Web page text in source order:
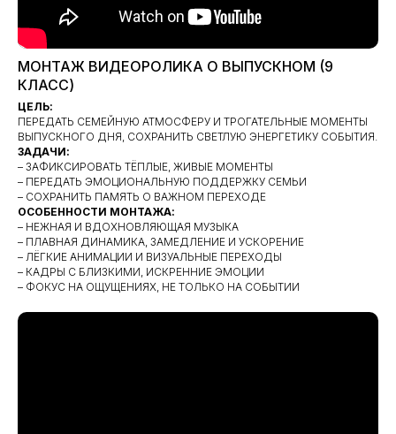
МОНТАЖ ВИДЕОРОЛИКА О ВЫПУСКНОМ (9
КЛАСС)
ЦЕЛЬ:
ПЕРЕДАТЬ СЕМЕЙНУЮ АТМОСФЕРУ И ТРОГАТЕЛЬНЫЕ МОМЕНТЫ
ВЫПУСКНОГО ДНЯ, СОХРАНИТЬ СВЕТЛУЮ ЭНЕРГЕТИКУ СОБЫТИЯ.
ЗАДАЧИ:
– ЗАФИКСИРОВАТЬ ТЁПЛЫЕ, ЖИВЫЕ МОМЕНТЫ
– ПЕРЕДАТЬ ЭМОЦИОНАЛЬНУЮ ПОДДЕРЖКУ СЕМЬИ
– СОХРАНИТЬ ПАМЯТЬ О ВАЖНОМ ПЕРЕХОДЕ
ОСОБЕННОСТИ МОНТАЖА:
– НЕЖНАЯ И ВДОХНОВЛЯЮЩАЯ МУЗЫКА
– ПЛАВНАЯ ДИНАМИКА, ЗАМЕДЛЕНИЕ И УСКОРЕНИЕ
– ЛЁГКИЕ АНИМАЦИИ И ВИЗУАЛЬНЫЕ ПЕРЕХОДЫ
– КАДРЫ С БЛИЗКИМИ, ИСКРЕННИЕ ЭМОЦИИ
– ФОКУС НА ОЩУЩЕНИЯХ, НЕ ТОЛЬКО НА СОБЫТИИ